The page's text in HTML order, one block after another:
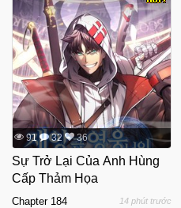
91 32 36
Sự Trở Lại Của Anh Hùng
Cấp Thảm Họa
Chapter 184 14 phút trước